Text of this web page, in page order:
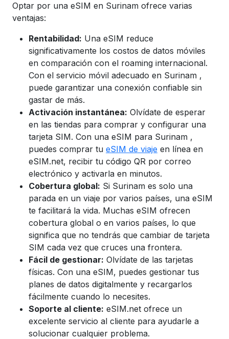
Optar por una eSIM en Surinam ofrece varias
ventajas:
Rentabilidad: Una eSIM reduce
significativamente los costos de datos móviles
en comparación con el roaming internacional.
Con el servicio móvil adecuado en Surinam ,
puede garantizar una conexión confiable sin
gastar de más.
Activación instantánea: Olvídate de esperar
en las tiendas para comprar y configurar una
tarjeta SIM. Con una eSIM para Surinam ,
puedes comprar tu eSIM de viaje en línea en
eSIM.net, recibir tu código QR por correo
electrónico y activarla en minutos.
Cobertura global: Si Surinam es solo una
parada en un viaje por varios países, una eSIM
te facilitará la vida. Muchas eSIM ofrecen
cobertura global o en varios países, lo que
significa que no tendrás que cambiar de tarjeta
SIM cada vez que cruces una frontera.
Fácil de gestionar: Olvídate de las tarjetas
físicas. Con una eSIM, puedes gestionar tus
planes de datos digitalmente y recargarlos
fácilmente cuando lo necesites.
Soporte al cliente: eSIM.net ofrece un
excelente servicio al cliente para ayudarle a
solucionar cualquier problema.